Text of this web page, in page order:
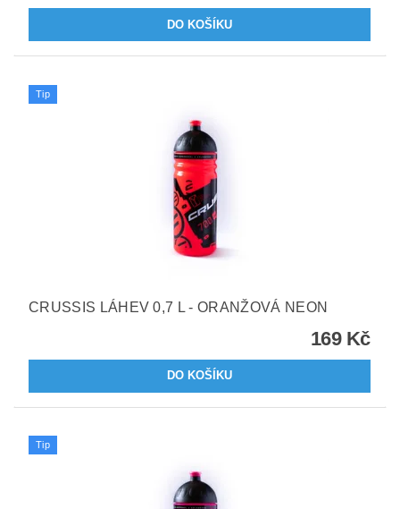
Tip
CRUSSIS LÁHEV 0,7 L - ORANŽOVÁ NEON
169 Kč
Tip